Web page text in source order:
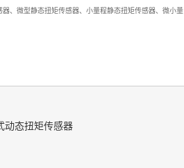
、微型静态扭矩传感器、小量程静态扭矩传感器、微小量
动态扭矩传感器